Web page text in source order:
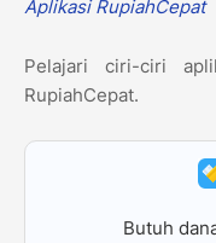
Aplikasi RupiahCepat
Pelajari ciri-ciri
RupiahCepat.
Butuh